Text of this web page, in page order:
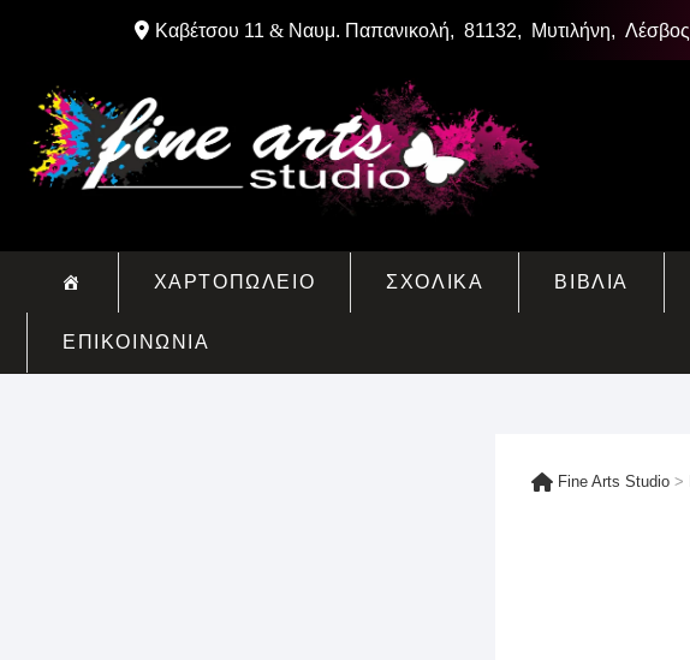
Καβέτσου 11 & Ναυμ. Παπανικολή, 81132, Μυτιλήνη, Λέσβος
ΧΑΡΤΟΠΩΛΕΙΟ ΣΧΟΛΙΚΑ ΒΙΒΛΙΑ
ΕΠΙΚΟΙΝΩΝΙΑ
Fine Arts Studio >